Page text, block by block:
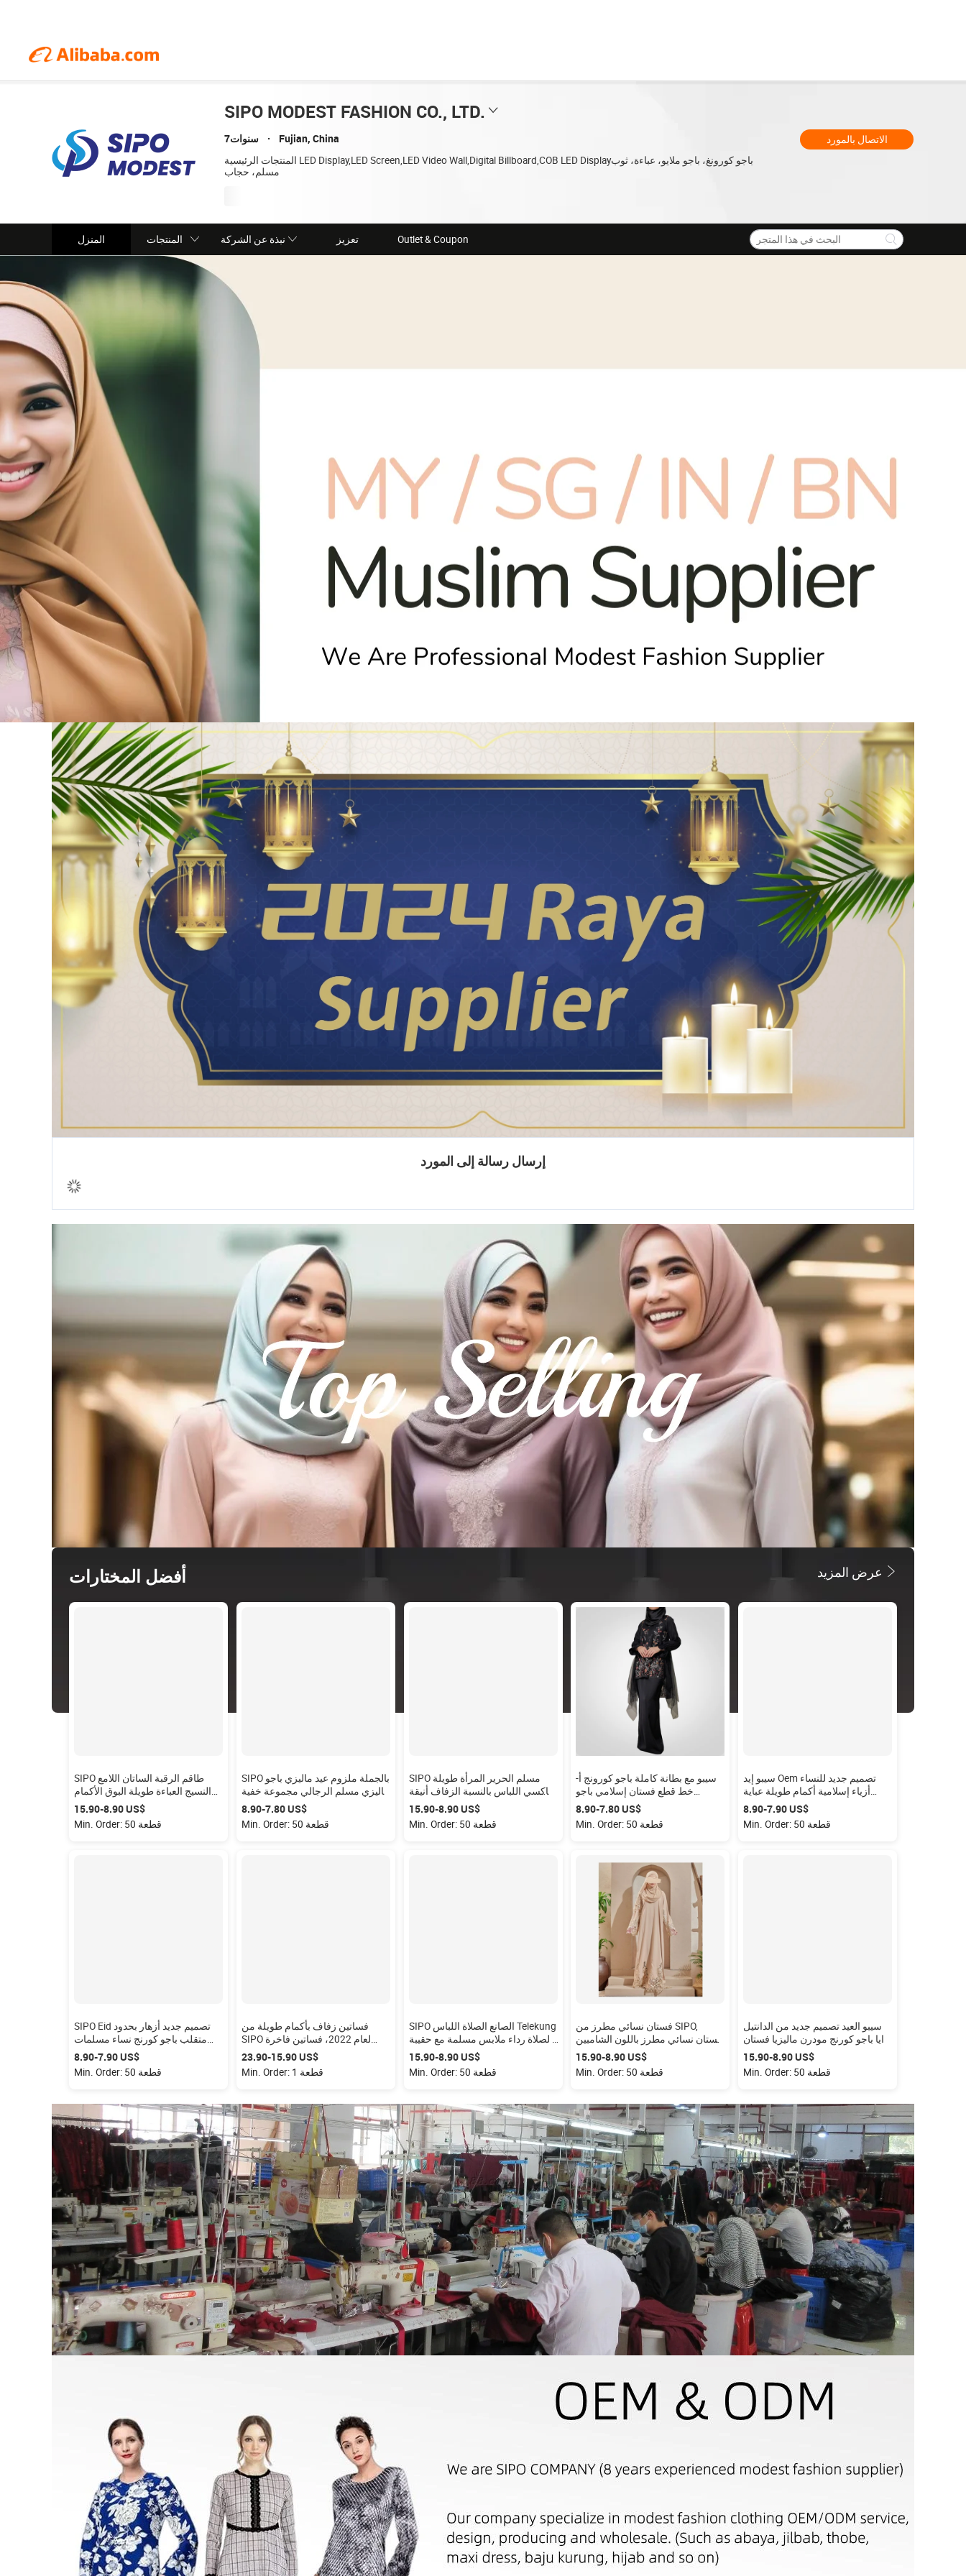
SIPO MODEST FASHION CO., LTD.
7سنوات Fujian, China
المنتجات الرئيسية LED Display,LED Screen,LED Video Wall,Digital Billboard,COB LED Displayباجو كورونغ، باجو ملايو، عباءة، ثوب
مسلم، حجاب
الاتصال بالمورد
المنزل المنتجات نبذة عن الشركة تعزيز Outlet & Coupon
إرسال رسالة إلى المورد
أفضل المختارات
SIPO طاقم الرقبة الساتان اللامع
النسيج العباءة طويلة البوق الأكمام
مع مزين الأصفاد العباءة المرأة
‏8.90-‏15.90 US$
Min. Order: 50 قطعة
SIPO بالجملة ملزوم عيد ماليزي باجو
ماليزي مسلم الرجالي مجموعة خفية
السحاب ساتان أزياء عصرية أبيض
‏7.80-‏8.90 US$
Min. Order: 50 قطعة
SIPO مسلم الحرير المرأة طويلة
ماكسي اللباس بالنسبة الزفاف أنيقة
بلون التماس يجمع تصميم التحيز قطع
‏8.90-‏15.90 US$
Min. Order: 50 قطعة
سيبو مع بطانة كاملة باجو كورونج أ-
خط قطع فستان إسلامي باجو
كورونج بيع بالجملة كورونج مودن
المعاوضة الترتر الدانتيل النساء
الطباعة
‏7.80-‏8.90 US$
Min. Order: 50 قطعة
سيبو إيد Oem تصميم جديد للنساء
أزياء إسلامية أكمام طويلة عباية
ملابس إسلامية فساتين إسلامية باجو
‏7.90-‏8.90 US$
Min. Order: 50 قطعة
SIPO Eid تصميم جديد أزهار بحدود
متقلب باجو كورنج نساء مسلمات
برقبة V تصميم بيع بالجملة ماليزيا
‏7.90-‏8.90 US$
Min. Order: 50 قطعة
فساتين زفاف بأكمام طويلة من
SIPO لعام 2022، فساتين فاخرة
مطرزة بالدانتيل للمسلمات، فساتين
زفاف محتشمة مخصصة على الطراز
‏15.90-‏23.90 US$
Min. Order: 1 قطعة
SIPO الصانع الصلاة اللباس Telekung
الصلاة رداء ملابس مسلمة مع حقيبة
‏8.90-‏15.90 US$
Min. Order: 50 قطعة
فستان نسائي مطرز من SIPO,
فستان نسائي مطرز باللون الشامبين
مناسب لرمضان من صانعي القطع
الأصلية/صانعي القطع الأصلية ،
فستان نسائي مطرز باللون الشامبين
بشال للحجاب
‏8.90-‏15.90 US$
Min. Order: 50 قطعة
سيبو العيد تصميم جديد من الدانتيل
رايا باجو كورنج مودرن ماليزيا فستان
نسائي مقاس كبير طقم ملايو المسلم
‏8.90-‏15.90 US$
Min. Order: 50 قطعة